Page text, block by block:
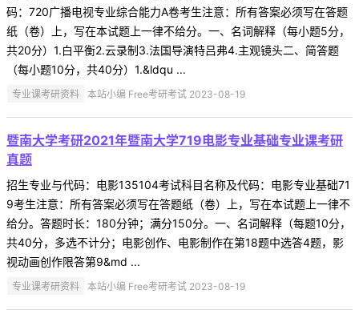
码：720广播电视专业综合能力A卷考生注意：所有答案必须写在答题
纸（卷）上，写在本试题上一律不给分。一、名词解释（每小题5分，
共20分）1.白平衡2.云录制3.法国导演特吕弗4.主观镜头二、简答题
（每小题10分，共40分）1.&ldqu ...
专业课考研资料 本站小编 Free考研考试 2023-08-19
暨南大学考研2021年暨南大学719电影专业基础专业课考研
真题
招生专业与代码：电影135104考试科目名称及代码：电影专业基础71
9考生注意：所有答案必须写在答题纸（卷）上，写在本试题上一律不
给分。答题时长：180分钟；满分150分。一、名词解释（每题10分，
共40分，多选不计分；电影创作、电影制作在第18题中选答4题，影
视动画创作限答第9&md ...
专业课考研资料 本站小编 Free考研考试 2023-08-19